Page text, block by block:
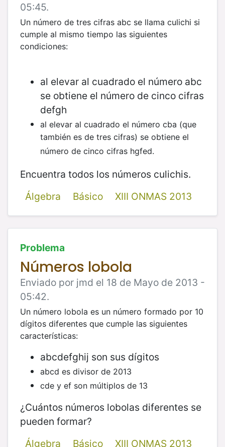
05:45.
Un número de tres cifras abc se llama culichi si
cumple al mismo tiempo las siguientes
condiciones:
al elevar al cuadrado el número abc
se obtiene el número de cinco cifras
defgh
al elevar al cuadrado el número cba (que
también es de tres cifras) se obtiene el
número de cinco cifras hgfed.
​Encuentra todos los números culichis.
Álgebra
Básico XIII ONMAS 2013
Problema
Números lobola
Enviado por jmd el 18 de Mayo de 2013 -
05:42.
Un número lobola es un número formado por 10
dígitos diferentes que cumple las siguientes
características:
abcdefghij son sus dígitos
abcd es divisor de 2013
cde y ef son múltiplos de 13
¿Cuántos números lobolas diferentes se
pueden formar?
Álgebra
Básico XIII ONMAS 2013